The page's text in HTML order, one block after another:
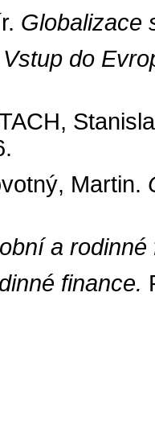
Globalizace
Vstup do
Martin.
a
finance.